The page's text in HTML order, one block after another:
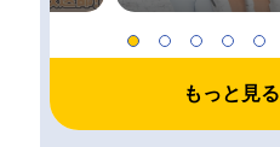
もっと見る